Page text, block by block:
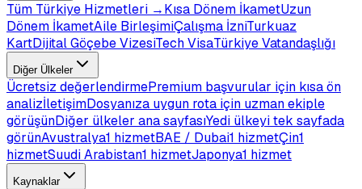
Tüm Türkiye Hizmetleri →Kısa Dönem İkametUzun
Dönem İkametAile BirleşimiÇalışma İzniTurkuaz
KartDijital Göçebe VizesiTech VisaTürkiye Vatandaşlığı
Diğer Ülkeler
Ücretsiz değerlendirmePremium başvurular için kısa ön
analizİletişimDosyanıza uygun rota için uzman ekiple
görüşünDiğer ülkeler ana sayfasıYedi ülkeyi tek sayfada
görünAvustralya1 hizmetBAE / Dubai1 hizmetÇin1
hizmetSuudi Arabistan1 hizmetJaponya1 hizmet
Kaynaklar